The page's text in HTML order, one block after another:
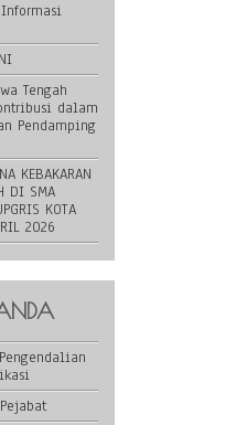
Tengah
dalam
Pendamping
KEBAKARAN
DI SMA
KOTA
2026